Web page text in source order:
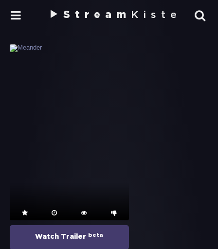
Stream Kiste
Watch Trailer beta